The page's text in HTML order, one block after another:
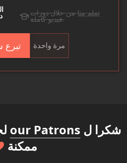
تعلم منامن خلال دورات
فيديو كاملة.
تبرع مرة واحدة
شكرا ل our Patrons
ممكنة